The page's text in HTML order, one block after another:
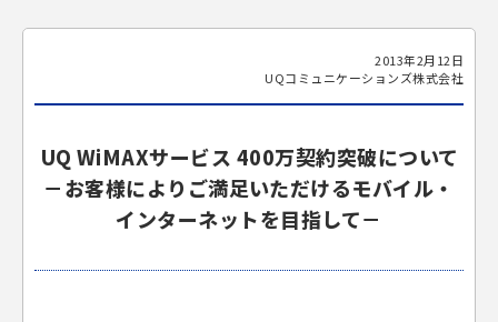
2013年2月12日
UQコミュニケーションズ株式会社
UQ WiMAXサービス 400万契約突破について
－お客様によりご満足いただけるモバイル・
インターネットを目指して－